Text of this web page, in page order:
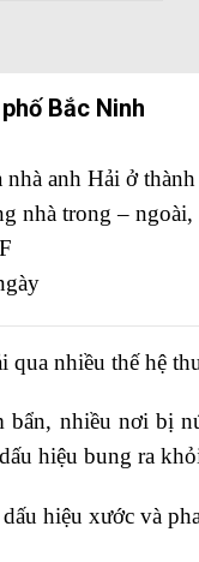
Bắc Ninh
nhà anh Hải ở
nhà trong –
qua nhiều thế hệ
bẩn, nhiều nơi bị
hiệu bung ra
hiệu xước và